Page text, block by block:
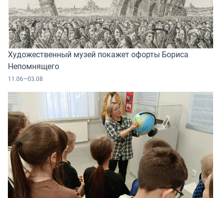
Художественный музей покажет офорты Бориса
Непомнящего
11.06—03.08